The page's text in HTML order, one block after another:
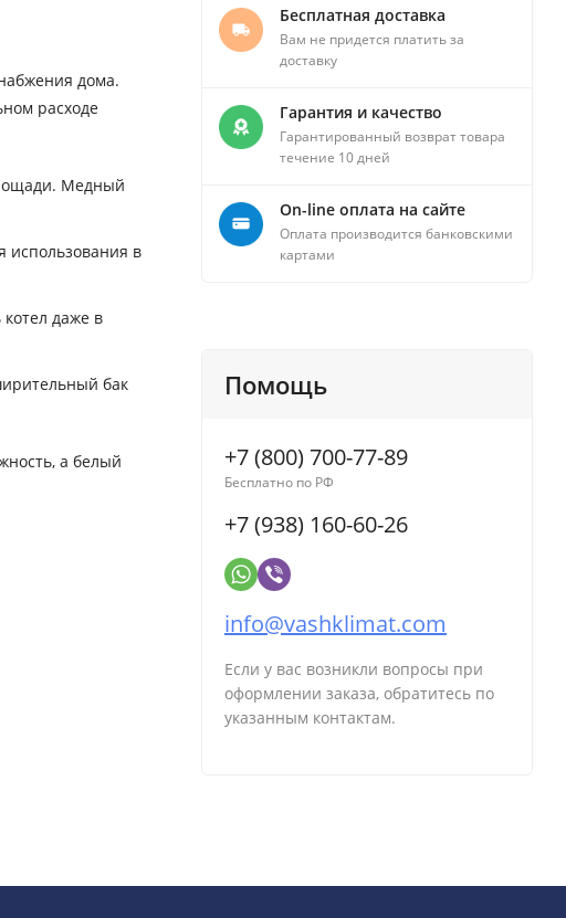
дома.
расходе
Медный
использования в
даже в
бак
а белый
Бесплатная доставка
Вам не придется платить за
доставку
Гарантия и качество
Гарантированный возврат товара
течение 10 дней
On-line оплата на сайте
Оплата производится банковскими
картами
Помощь
+7 (800) 700-77-89
Бесплатно по РФ
+7 (938) 160-60-26
info@vashklimat.com
Если у вас возникли вопросы при
оформлении заказа, обратитесь по
указанным контактам.